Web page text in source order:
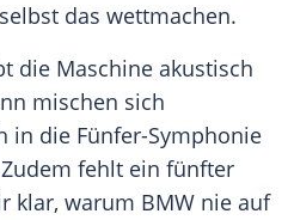
das wettmachen.
die Maschine akustisch
mischen sich
in die Fünfer-Symphonie
fehlt ein fünfter
klar, warum BMW nie auf